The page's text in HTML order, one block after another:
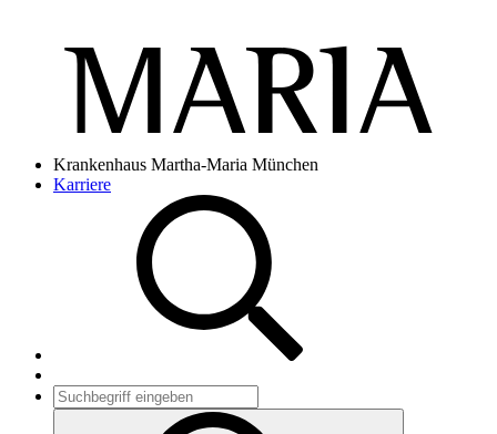
Krankenhaus Martha-Maria München
Karriere